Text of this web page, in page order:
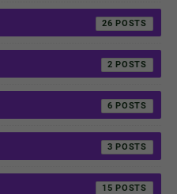
26
2
6
3
15